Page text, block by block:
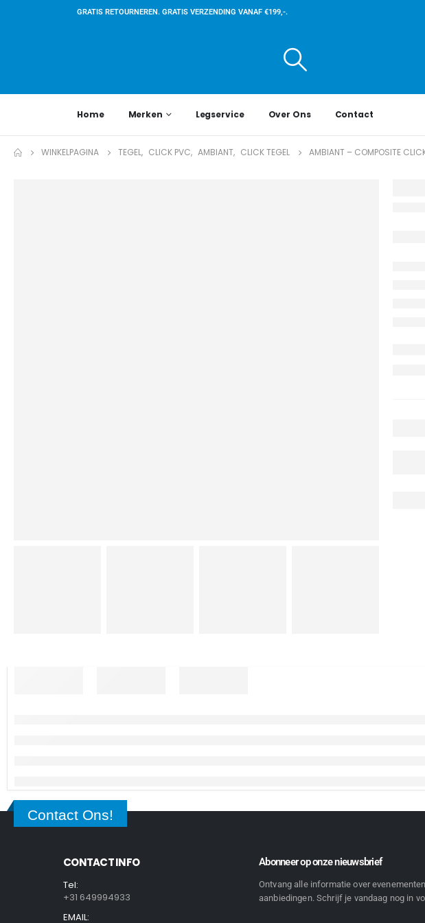
GRATIS RETOURNEREN. GRATIS VERZENDING VANAF €199,-.
Home Merken Legservice Over Ons Contact
WINKELPAGINA TEGEL, CLICK PVC, AMBIANT, CLICK TEGEL AMBIANT – COMPOSITE
Contact Ons!
CONTACT INFO
Tel:
+31 649994933
EMAIL:
Abonneer op onze nieuwsbrief
Ontvang alle informatie over
aanbiedingen. Schrijf je vandaag nog in